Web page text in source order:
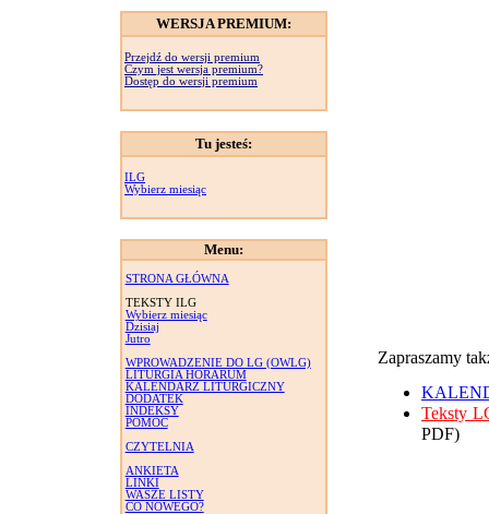
WERSJA PREMIUM:
Przejdź do wersji premium
Czym jest wersja premium?
Dostęp do wersji premium
Tu jesteś:
ILG
Wybierz miesiąc
Menu:
STRONA GŁÓWNA
TEKSTY ILG
Wybierz miesiąc
Dzisiaj
Jutro
WPROWADZENIE DO LG (OWLG)
LITURGIA HORARUM
KALENDARZ LITURGICZNY
DODATEK
INDEKSY
POMOC
CZYTELNIA
ANKIETA
LINKI
WASZE LISTY
CO NOWEGO?
Zapraszamy
Teksty
PDF)